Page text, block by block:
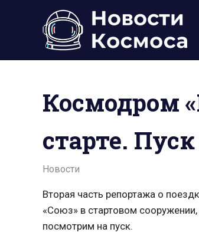
Новости,
фото,
база
Космодром
старте.
17.06.2021
admin
Новости
Вторая часть репортажа о
«Союз» в стартовом
посмотрим на пуск.